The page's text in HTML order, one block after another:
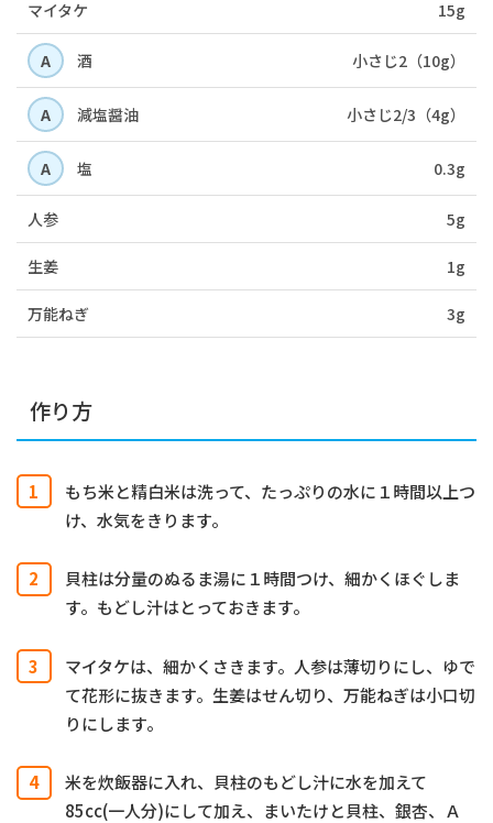
マイタケ 15g
A 酒 小さじ2（10g）
A 減塩醤油 小さじ2/3（4g）
A 塩 0.3g
人参 5g
生姜 1g
万能ねぎ 3g
作り方
もち米と精白米は洗って、たっぷりの水に１時間以上つ
け、水気をきります。
貝柱は分量のぬるま湯に１時間つけ、細かくほぐしま
す。もどし汁はとっておきます。
マイタケは、細かくさきます。人参は薄切りにし、ゆで
て花形に抜きます。生姜はせん切り、万能ねぎは小口切
りにします。
米を炊飯器に入れ、貝柱のもどし汁に水を加えて
85cc(一人分)にして加え、まいたけと貝柱、銀杏、Ａ